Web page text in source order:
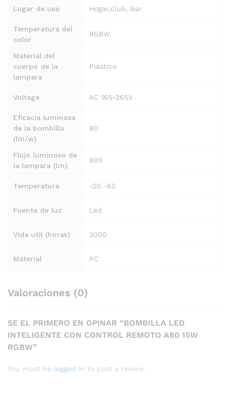
Lugar de uso Hogar,club, bar
Temperatura del
color
RGBW
Material del
cuerpo de la
lampara
Plástico
Voltage AC 165-265V
Eficacia luminosa
de la bombilla
(lm/w)
80
Flujo luminoso de
la lampara (lm)
800
Temperatura -20 -60
Fuente de luz Led
Vida util (horas) 3000
Material PC
Valoraciones (0)
SE EL PRIMERO EN OPINAR “BOMBILLA LED
INTELIGENTE CON CONTROL REMOTO A80 15W
RGBW”
You must be logged in to post a review.